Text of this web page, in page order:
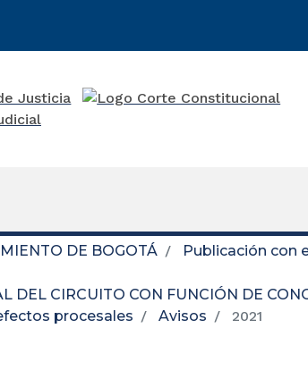
DE BOGOTÁ Publicación con
DEL CIRCUITO CON FUNCIÓN DE
procesales
Avisos 2021